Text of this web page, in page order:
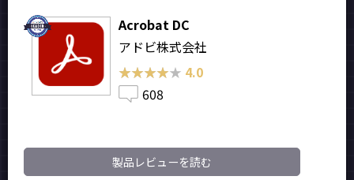
Acrobat DC
アドビ株式会社
★★★★★
★★★★★ 4.0
608
製品レビューを読む